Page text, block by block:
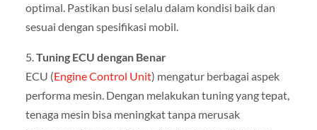
optimal. Pastikan busi selalu dalam kondisi baik dan
sesuai dengan spesifikasi mobil.
5.Tuning ECU dengan Benar
ECU (Engine Control Unit) mengatur berbagai aspek
performa mesin. Dengan melakukan tuning yang tepat,
tenaga mesin bisa meningkat tanpa merusak